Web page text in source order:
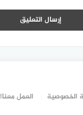
الخصوصية العمل معنا!